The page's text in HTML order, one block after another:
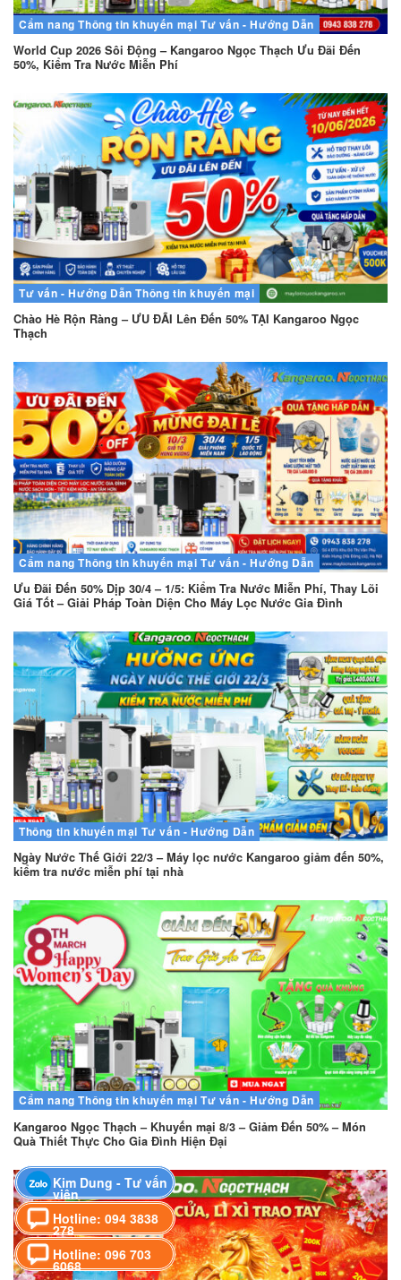
Cẩm nang Thông tin khuyến mại Tư vấn - Hướng Dẫn
World Cup 2026 Sôi Động – Kangaroo Ngọc Thạch Ưu Đãi Đến
50%, Kiểm Tra Nước Miễn Phí
Tư vấn - Hướng Dẫn Thông tin khuyến mại
Chào Hè Rộn Ràng – ƯU ĐÃI Lên Đến 50% TẠI Kangaroo Ngọc
Thạch
Cẩm nang Thông tin khuyến mại Tư vấn - Hướng Dẫn
Ưu Đãi Đến 50% Dịp 30/4 – 1/5: Kiểm Tra Nước Miễn Phí, Thay Lõi
Giá Tốt – Giải Pháp Toàn Diện Cho Máy Lọc Nước Gia Đình
Thông tin khuyến mại Tư vấn - Hướng Dẫn
Ngày Nước Thế Giới 22/3 – Máy lọc nước Kangaroo giảm đến 50%,
kiểm tra nước miễn phí tại nhà
Cẩm nang Thông tin khuyến mại Tư vấn - Hướng Dẫn
Kangaroo Ngọc Thạch – Khuyến mại 8/3 – Giảm Đến 50% – Món
Quà Thiết Thực Cho Gia Đình Hiện Đại
Kim Dung - Tư vấn
viên
Hotline: 094 3838
278
Hotline: 096 703
6068